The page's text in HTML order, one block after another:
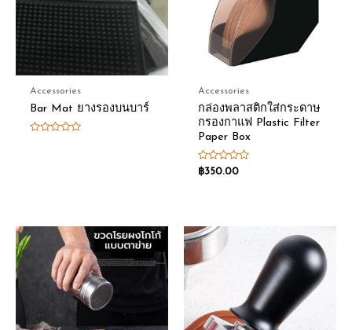
Accessories
Bar Mat ยางรองบนบาร์
Accessories
กล่องพลาสติกใส่กระดาษ
กรองกาแฟ Plastic Filter
Paper Box
Rated
0
฿350.00